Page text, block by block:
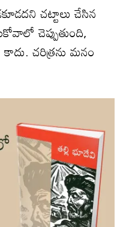
చట్టాలు చేసిన
చెప్పుతుంది,
చరిత్రను మనం